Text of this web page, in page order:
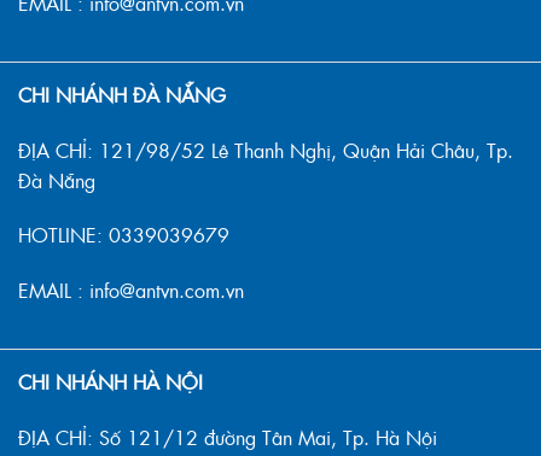
CHI NHÁNH ĐÀ NẴNG
ĐỊA CHỈ: 121/98/52 Lê Thanh Nghị, Quận Hải Châu, Tp.
Đà Nẵng
HOTLINE: 0339039679
EMAIL : info@antvn.com.vn
CHI NHÁNH HÀ NỘI
ĐỊA CHỈ: Số 121/12 đường Tân Mai, Tp. Hà Nội